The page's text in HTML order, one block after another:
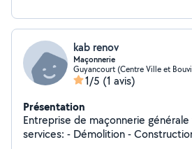
kab renov
Maçonnerie
Guyancourt (Centre Ville et
1/5 (1 avis)
Présentation
Entreprise de maçonnerie
services: - Démolition - Construction - Réalisation